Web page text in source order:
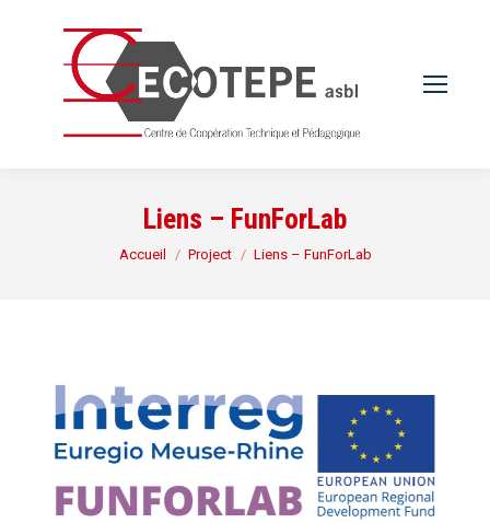
Liens – FunForLab
Vous êtes ici :
Accueil Project Liens – FunForLab